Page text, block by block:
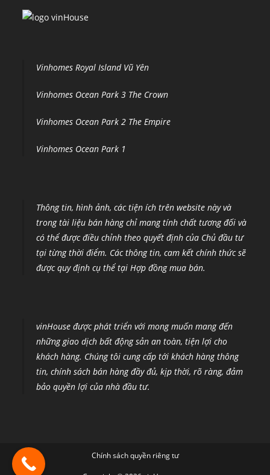
Vinhomes Royal Island Vũ Yên
Vinhomes Ocean Park 3 The Crown
Vinhomes Ocean Park 2 The Empire
Vinhomes Ocean Park 1
Thông tin, hình ảnh, các tiện ích trên website này và
trong tài liệu bán hàng chỉ mang tính chất tương đối và
có thể được điều chỉnh theo quyết định của Chủ đầu tư
tại từng thời điểm. Các thông tin, cam kết chính thức sẽ
được quy định cụ thể tại Hợp đồng mua bán.
vinHouse được phát triển với mong muốn mang đến
những giao dịch bất động sản an toàn, tiện lợi cho
khách hàng. Chúng tôi cung cấp tới khách hàng thông
tin, chính sách bán hàng đầy đủ, kịp thời, rõ ràng, đảm
bảo quyền lợi của nhà đầu tư.
Chính sách quyền riêng tư